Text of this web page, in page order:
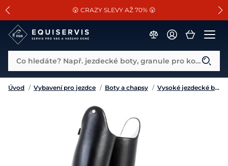
SLEVA 13% na vše od Cassini!
😮 CRAZY SLEVY AŽ 70% 😮
📐Pasování a doplňky k vybraným sedlům ZDARMA 🐴
Co hledáte? Např. jezdecké boty, granule pro koně...
Úvod / Vybavení pro jezdce / Boty a chapsy / Vysoké jezdecké boty